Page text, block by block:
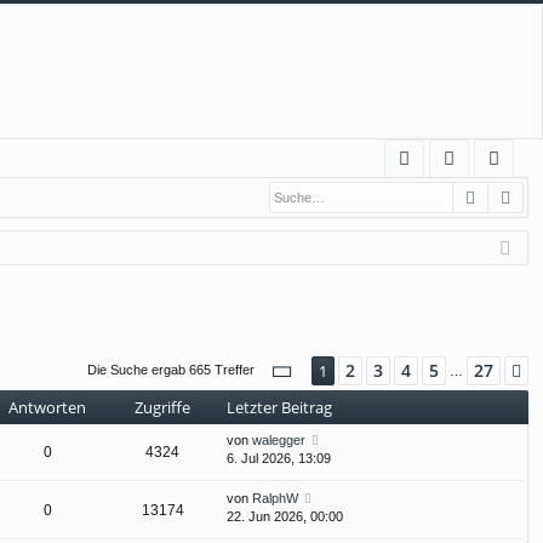
Q
m
el
eg
ist
rie
Suche
Die Suche ergab 665 Treffer Seite 1von 27
1 2 3 4 5 … 27
Antworten Zugriffe Letzter Beitrag
0 4324
von walegger
6. Jul 2026, 13:09
0 13174
von RalphW
22. Jun 2026, 00:00